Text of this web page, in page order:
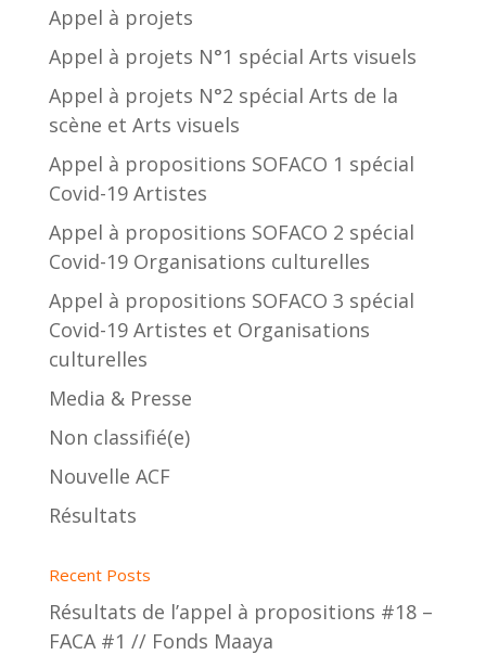
Appel à projets
Appel à projets N°1 spécial Arts visuels
Appel à projets N°2 spécial Arts de la
scène et Arts visuels
Appel à propositions SOFACO 1 spécial
Covid-19 Artistes
Appel à propositions SOFACO 2 spécial
Covid-19 Organisations culturelles
Appel à propositions SOFACO 3 spécial
Covid-19 Artistes et Organisations
culturelles
Media & Presse
Non classifié(e)
Nouvelle ACF
Résultats
Recent Posts
Résultats de l’appel à propositions #18 –
FACA #1 // Fonds Maaya